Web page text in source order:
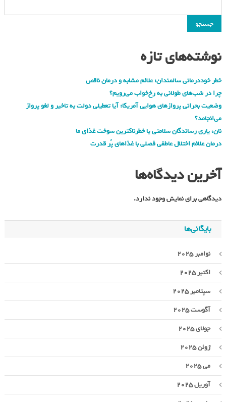
جستجو
نوشته‌های تازه
خطر خوددرمانی سالمندان: علائم مشابه و درمان ناقص
چرا در شب‌های طولانی به رخ‌خواب می‌رویم؟
وضعیت بحرانی پروازهای هوایی آمریکا: آیا تعطیلی دولت به تاخیر و لغو پرواز
می‌انجامد؟
نان، یاری رساندگان سلامتی یا خطرناکترین سوخت غذای ما
درمان علائم اختلال عاطفی فصلی با غذاهای پُر قدرت
آخرین دیدگاه‌ها
دیدگاهی برای نمایش وجود ندارد.
بایگانی‌ها
نوامبر 2025
اکتبر 2025
سپتامبر 2025
آگوست 2025
جولای 2025
ژوئن 2025
می 2025
آوریل 2025